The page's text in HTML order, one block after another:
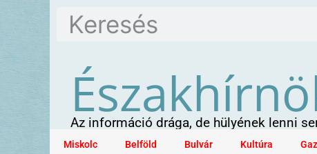
Az információ drága, de hülyének lenni
Miskolc Belföld Bulvár Kultúra